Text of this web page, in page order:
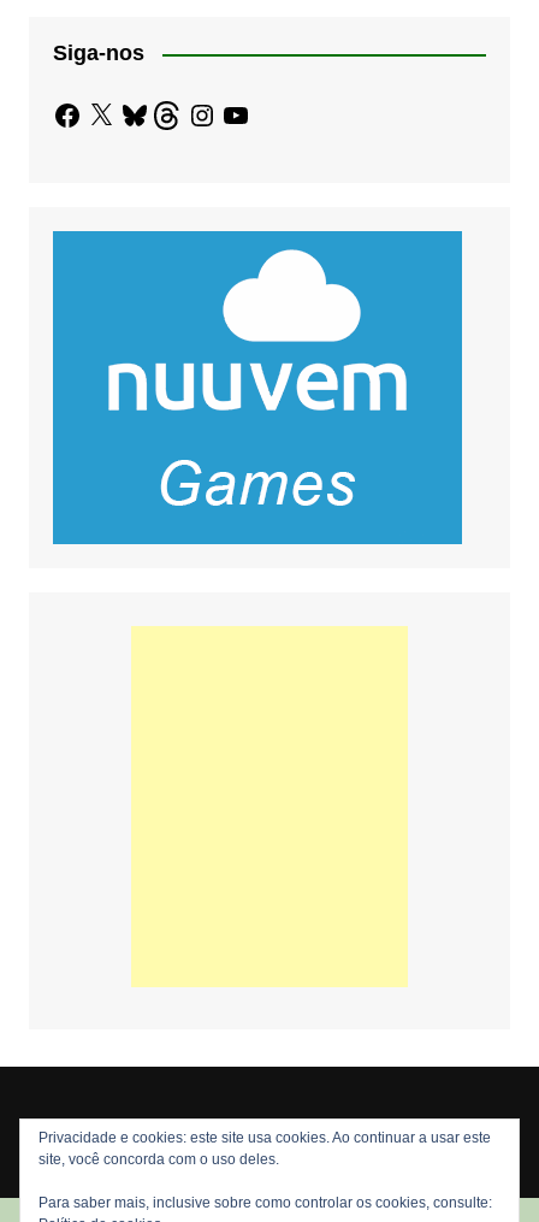
Siga-nos
Facebook
X BlueskyThreadsInstagram
YouTube
Copyright © 2026 Nós Nerds. Todos os direitos reservados
Privacidade e cookies: este site usa cookies. Ao continuar a usar este
site, você concorda com o uso deles.
Para saber mais, inclusive sobre como controlar os cookies, consulte: